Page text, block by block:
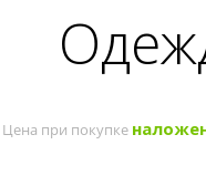
Цена при покупке